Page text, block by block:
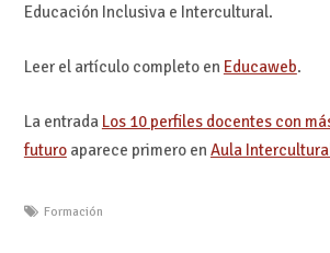
Educación Inclusiva e Intercultural.
Leer el artículo completo en Educaweb.
La entrada Los 10 perfiles docentes con
futuroaparece primero en Aula
Formación